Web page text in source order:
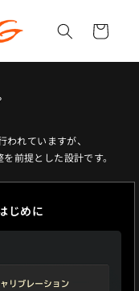
ー
われていますが、
前提とした設計です。
じめに